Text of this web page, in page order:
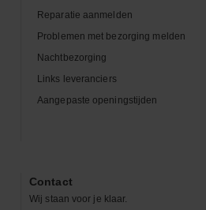
Reparatie aanmelden
Problemen met bezorging melden
Nachtbezorging
Links leveranciers
Aangepaste openingstijden
Contact
Wij staan voor je klaar.